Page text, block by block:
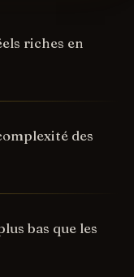
riches en
des
bas que les